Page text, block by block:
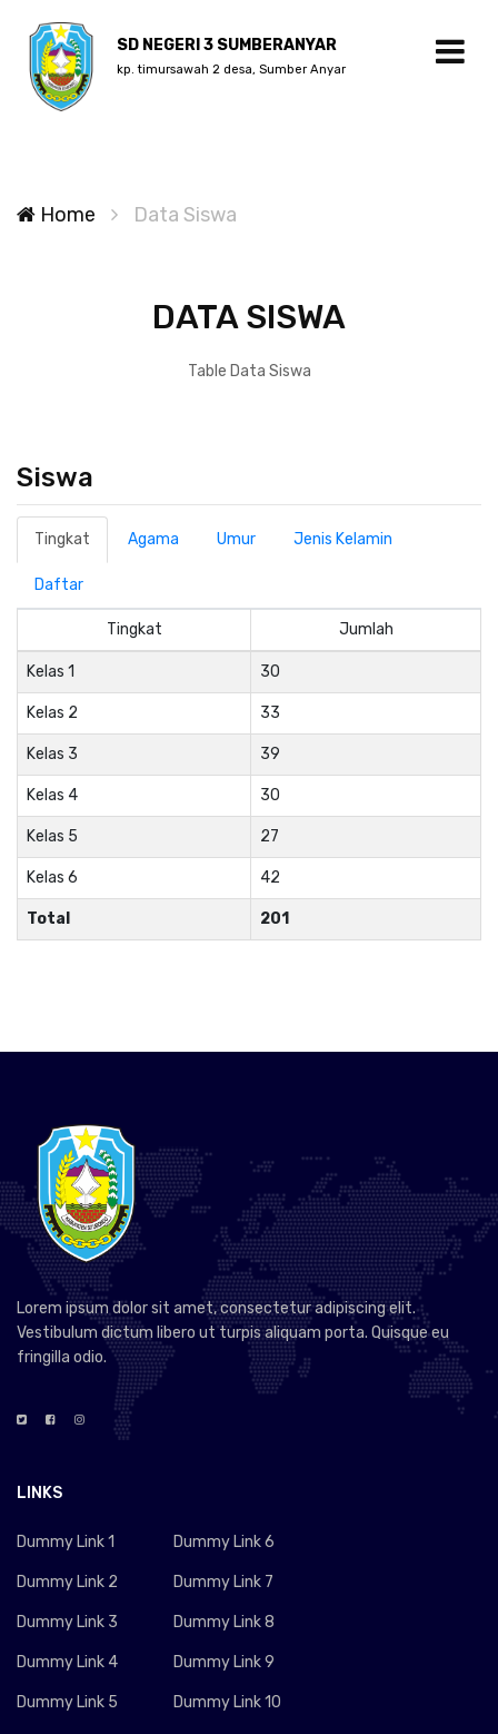
SD NEGERI 3 SUMBERANYAR
kp. timursawah 2 desa, Sumber Anyar
Home Data Siswa
DATA SISWA
Table Data Siswa
Siswa
Tingkat Agama Umur Jenis Kelamin
Daftar
Tingkat Jumlah
Kelas 1 30
Kelas 2 33
Kelas 3 39
Kelas 4 30
Kelas 5 27
Kelas 6 42
Total 201
Lorem ipsum dolor sit amet, consectetur adipiscing elit.
Vestibulum dictum libero ut turpis aliquam porta. Quisque eu
fringilla odio.
LINKS
Dummy Link 1
Dummy Link 2
Dummy Link 3
Dummy Link 4
Dummy Link 5
Dummy Link 6
Dummy Link 7
Dummy Link 8
Dummy Link 9
Dummy Link 10